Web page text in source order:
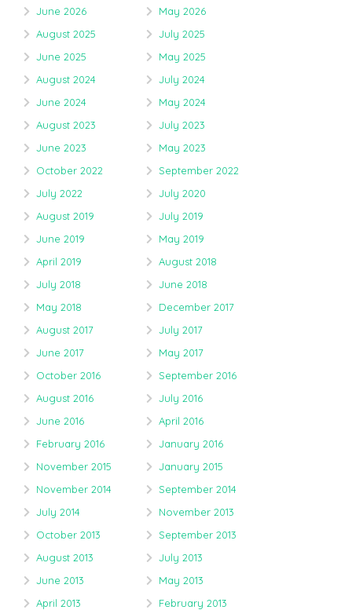
June 2026
May 2026
August 2025
July 2025
June 2025
May 2025
August 2024
July 2024
June 2024
May 2024
August 2023
July 2023
June 2023
May 2023
October 2022
September 2022
July 2022
July 2020
August 2019
July 2019
June 2019
May 2019
April 2019
August 2018
July 2018
June 2018
May 2018
December 2017
August 2017
July 2017
June 2017
May 2017
October 2016
September 2016
August 2016
July 2016
June 2016
April 2016
February 2016
January 2016
November 2015
January 2015
November 2014
September 2014
July 2014
November 2013
October 2013
September 2013
August 2013
July 2013
June 2013
May 2013
April 2013
February 2013